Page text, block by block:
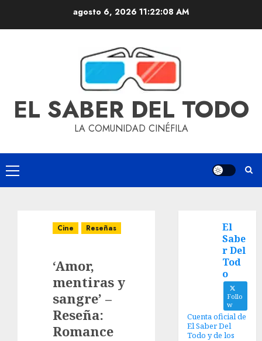
agosto 6, 2026 11:22:09 AM
EL SABER DEL TODO
LA COMUNIDAD CINÉFILA
Cine Reseñas
‘Amor,
mentiras y
sangre’ –
Reseña:
Romance
El
Sabe
r Del
Tod
o
Follo
w
Cuenta oficial de
El Saber Del
Todo y de los